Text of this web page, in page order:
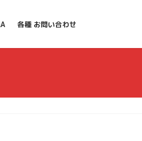
各種 お問い合わせ